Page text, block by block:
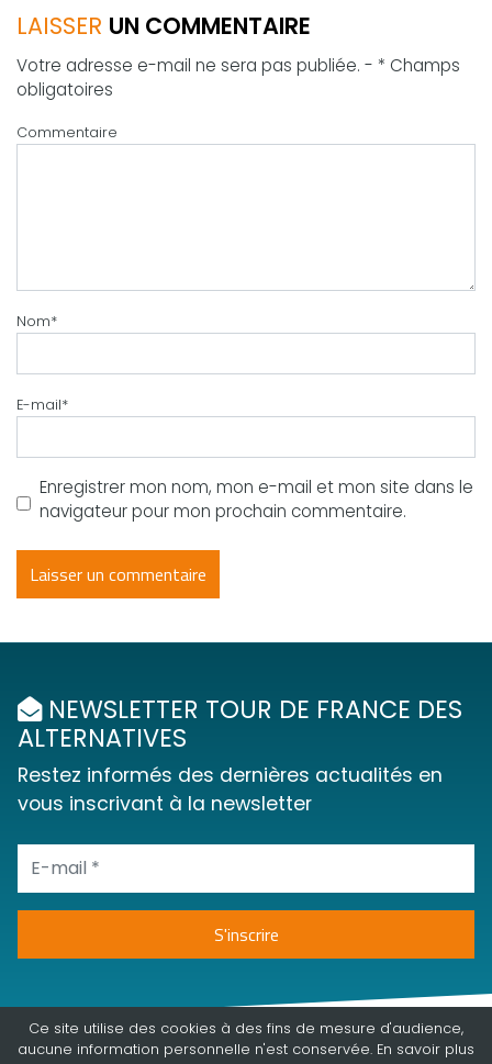
Ce site utilise des cookies à des fins de mesure d'audience,
aucune information personnelle n'est conservée. En savoir plus
LAISSER UN COMMENTAIRE
Votre adresse e-mail ne sera pas publiée. - * Champs
obligatoires
Commentaire
Nom*
E-mail*
Enregistrer mon nom, mon e-mail et mon site dans le
navigateur pour mon prochain commentaire.
NEWSLETTER TOUR DE FRANCE DES
ALTERNATIVES
Restez informés des dernières actualités en
vous inscrivant à la newsletter